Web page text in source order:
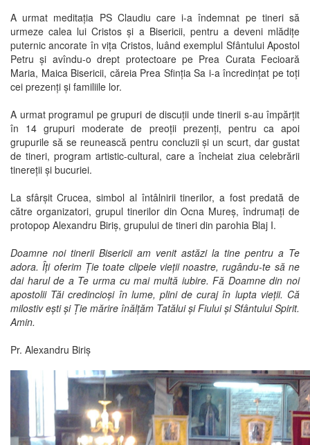
A urmat meditația PS Claudiu care i-a îndemnat pe tineri să
urmeze calea lui Cristos și a Bisericii, pentru a deveni mlădițe
puternic ancorate în vița Cristos, luând exemplul Sfântului Apostol
Petru și avîndu-o drept protectoare pe Prea Curata Fecioară
Maria, Maica Bisericii, căreia Prea Sfinția Sa i-a încredințat pe toți
cei prezenți și familiile lor.
A urmat programul pe grupuri de discuții unde tinerii s-au împărțit
în 14 grupuri moderate de preoții prezenți, pentru ca apoi
grupurile să se reunească pentru concluzii și un scurt, dar gustat
de tineri, program artistic-cultural, care a încheiat ziua celebrării
tinereții și bucuriei.
La sfârșit Crucea, simbol al întâlnirii tinerilor, a fost predată de
către organizatori, grupul tinerilor din Ocna Mureș, îndrumați de
protopop Alexandru Biriș, grupului de tineri din parohia Blaj I.
Doamne noi tinerii Bisericii am venit astăzi la tine pentru a Te
adora. Îți oferim Ție toate clipele vieții noastre, rugându-te să ne
dai harul de a Te urma cu mai multă iubire. Fă Doamne din noi
apostolii Tăi credincioși în lume, plini de curaj în lupta vieții. Că
milostiv ești și Ție mărire înălțăm Tatălui și Fiului și Sfântului Spirit.
Amin.
Pr. Alexandru Biriș